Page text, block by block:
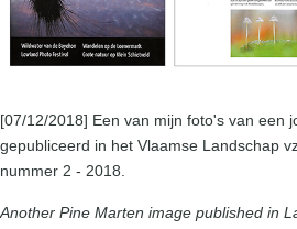
[07/12/2018] Een van mijn foto's van een
gepubliceerd in het Vlaamse Landschap
nummer 2 - 2018.
Another Pine Marten image published in